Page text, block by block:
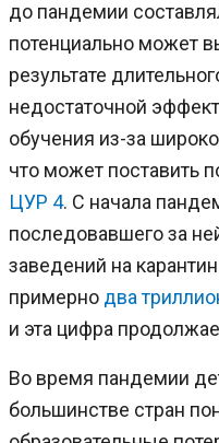
до пандемии
потенциально может
результате
недостаточной
обучения из-за
что может поставить
ЦУР 4. С начала
последовавшего за
заведений на
примерно два
и эта цифра
Во время пандемии
большинстве стран